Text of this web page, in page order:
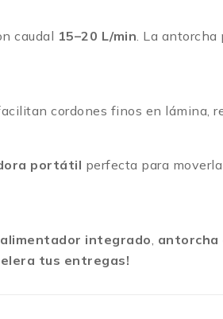
caudal 15–20 L/min. La antorcha
cordones finos en lámina,
portátil perfecta para
alimentador integrado, antorcha
tus entregas!